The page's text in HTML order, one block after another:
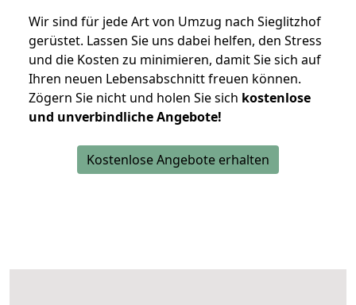
Wir sind für jede Art von Umzug nach Sieglitzhof
gerüstet. Lassen Sie uns dabei helfen, den Stress
und die Kosten zu minimieren, damit Sie sich auf
Ihren neuen Lebensabschnitt freuen können.
Zögern Sie nicht und holen Sie sich kostenlose
und unverbindliche Angebote!
Kostenlose Angebote erhalten